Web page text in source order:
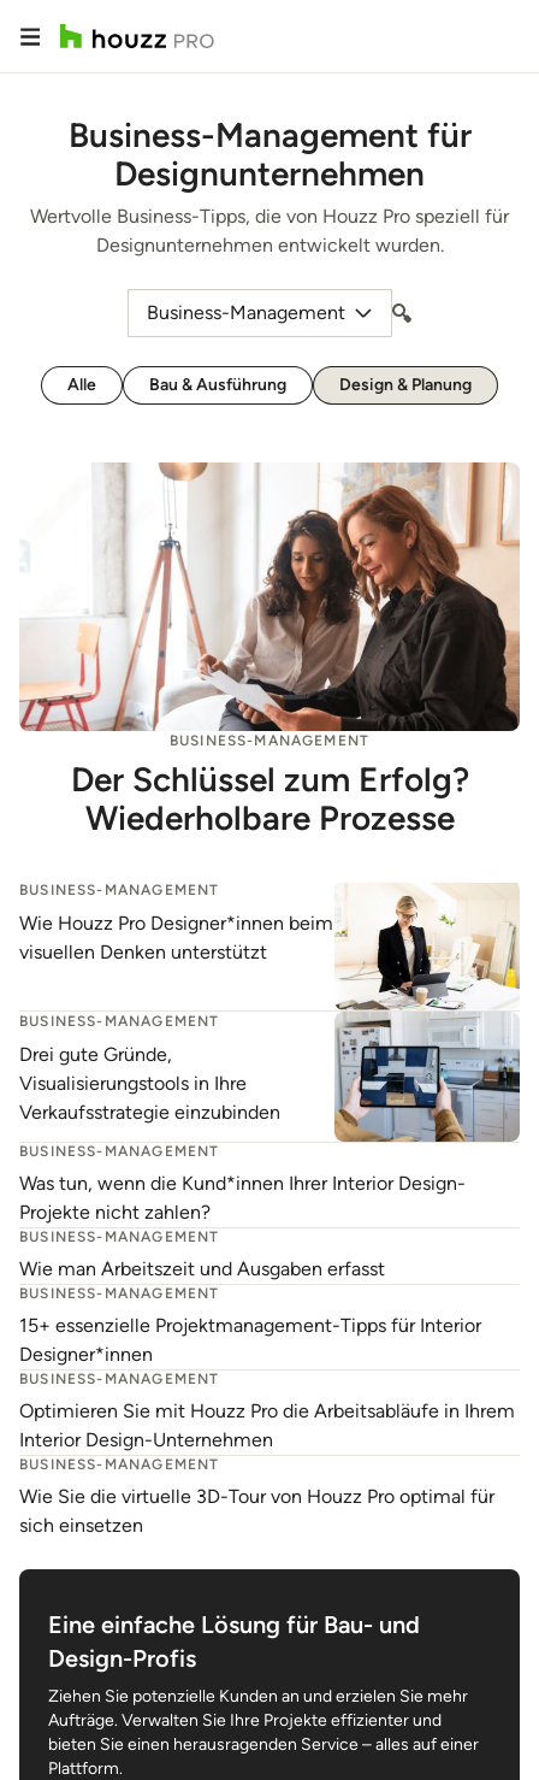
Business-Management für
Designunternehmen
Wertvolle Business-Tipps, die von Houzz Pro speziell für
Designunternehmen entwickelt wurden.
Business-Management
Alle Bau & Ausführung Design & Planung
BUSINESS-MANAGEMENT
Der Schlüssel zum Erfolg?
Wiederholbare Prozesse
BUSINESS-MANAGEMENT
Wie Houzz Pro Designer*innen beim
visuellen Denken unterstützt
BUSINESS-MANAGEMENT
Drei gute Gründe,
Visualisierungstools in Ihre
Verkaufsstrategie einzubinden
BUSINESS-MANAGEMENT
Was tun, wenn die Kund*innen Ihrer Interior Design-
Projekte nicht zahlen?
BUSINESS-MANAGEMENT
Wie man Arbeitszeit und Ausgaben erfasst
BUSINESS-MANAGEMENT
15+ essenzielle Projektmanagement-Tipps für Interior
Designer*innen
BUSINESS-MANAGEMENT
Optimieren Sie mit Houzz Pro die Arbeitsabläufe in Ihrem
Interior Design-Unternehmen
BUSINESS-MANAGEMENT
Wie Sie die virtuelle 3D-Tour von Houzz Pro optimal für
sich einsetzen
Eine einfache Lösung für Bau- und
Design-Profis
Ziehen Sie potenzielle Kunden an und erzielen Sie mehr
Aufträge. Verwalten Sie Ihre Projekte effizienter und
bieten Sie einen herausragenden Service – alles auf einer
Plattform.